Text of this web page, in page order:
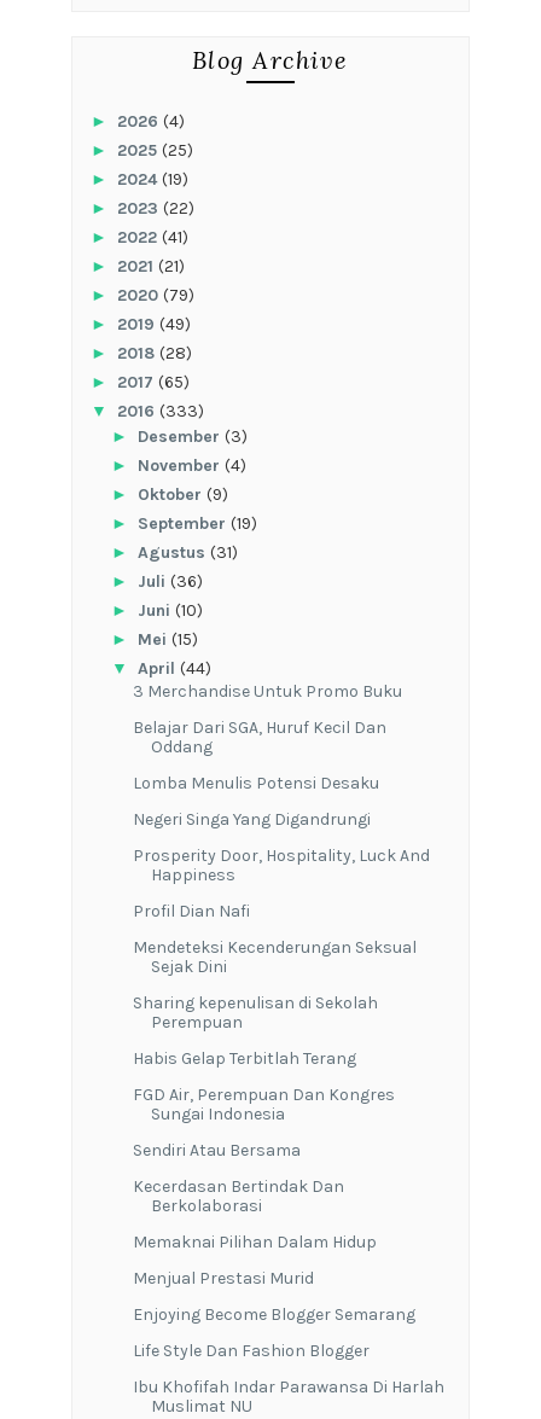
Blog Archive
► 2026 (4)
► 2025 (25)
► 2024(19)
► 2023 (22)
► 2022 (41)
► 2021 (21)
► 2020 (79)
► 2019 (49)
► 2018 (28)
► 2017 (65)
▼ 2016 (333)
► Desember (3)
► November (4)
► Oktober (9)
► September (19)
► Agustus (31)
► Juli (36)
► Juni (10)
► Mei (15)
▼ April (44)
3 Merchandise Untuk Promo Buku
Belajar Dari SGA, Huruf Kecil Dan
Oddang
Lomba Menulis Potensi Desaku
Negeri Singa Yang Digandrungi
Prosperity Door, Hospitality, Luck And
Happiness
Profil Dian Nafi
Mendeteksi Kecenderungan Seksual
Sejak Dini
Sharing kepenulisan di Sekolah
Perempuan
Habis Gelap Terbitlah Terang
FGD Air, Perempuan Dan Kongres
Sungai Indonesia
Sendiri Atau Bersama
Kecerdasan Bertindak Dan
Berkolaborasi
Memaknai Pilihan Dalam Hidup
Menjual Prestasi Murid
Enjoying Become Blogger Semarang
Life Style Dan Fashion Blogger
Ibu Khofifah Indar Parawansa Di Harlah
Muslimat NU